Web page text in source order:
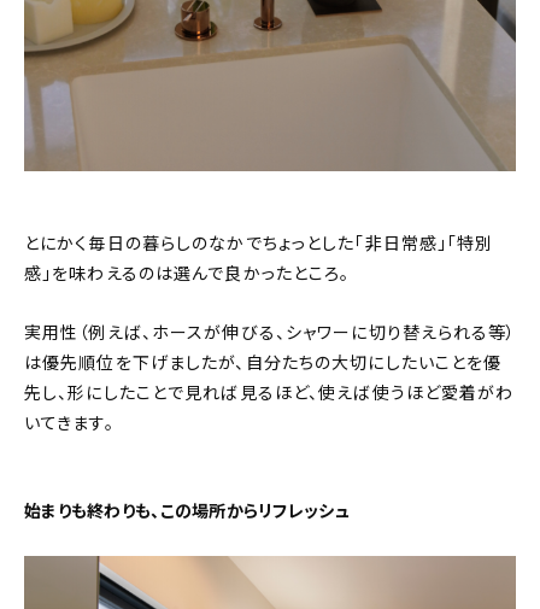
とにかく毎日の暮らしのなかでちょっとした「非日常感」「特別
感」を味わえるのは選んで良かったところ。
実用性（例えば、ホースが伸びる、シャワーに切り替えられる等）
は優先順位を下げましたが、自分たちの大切にしたいことを優
先し、形にしたことで見れば見るほど、使えば使うほど愛着がわ
いてきます。
始まりも終わりも、この場所からリフレッシュ